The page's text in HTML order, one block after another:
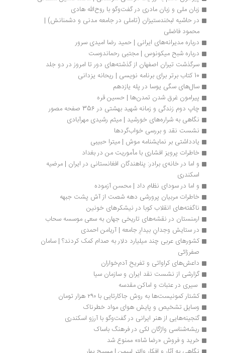
زبان ملی و زبان مادری در گفت‌وگو با روح‌الله هادی
محمود فاضلی
درباره مدیرانه‌های ایرانی | حمید رضا امیدی سرور
درباره شبح میکونوس | مجتبی رحماندوست
سرگذشت تیران اصفهان از گذشته‌های دور تا امروز در دو جلد
10 کتاب برتر برای برنامه نویسی | ریحانه یزدانی
سال‌های سگی یوسا در پله یازدهم
پیرامون غرق شدن تمدن‌ها | حسین قره
چاپ دوم زندگی و زمانه شهید بهشتی در 356 صفحه مصور
نگاهی به شراره‌های خورشید | میثم رشیدی مهرآبادی
نشست نقد و بررسی خواب‌گردها
یادداشتی بر نمایشنامه موش | میترا حبیبی
خاطرات پرویز افشاری با مأموریت من در بغداد
اسکندری
و اما در سودای نظام داد | محسن آزموده
خاطرات مربیان پرورشی دهه شصت از آش پشت جبهه
ناگفته‌های انقلاب کوبا در نیشکرهای خونین
ارمنستان در نقشه‌های تاریخی جهان به سعی موسسه سحاب
در ستایش وجدانِ بیدارِ جامعه | آریامن احمدی
صفرزائی
داعش‌های کراواتی و تفریح آدم‌خواران
گزارشی از نشست نقد ایران و سازمان سیا
سیری در عتبات و اماکن مقدسه
کشتار کمونیست‌ها به روش جاکارتایی با ۲۹۰ هزار تومان
وسایل تشخیص و پایش هوای مواد خطرناک
گنجینه‌هايی از هنر ایرانی در گفت‌وگو با آرزو اسکندری
ریشه‌شناسی واژگان لکی در فرهنگ باساک
خرید و فروش «رضا شاه» ممنوع شد